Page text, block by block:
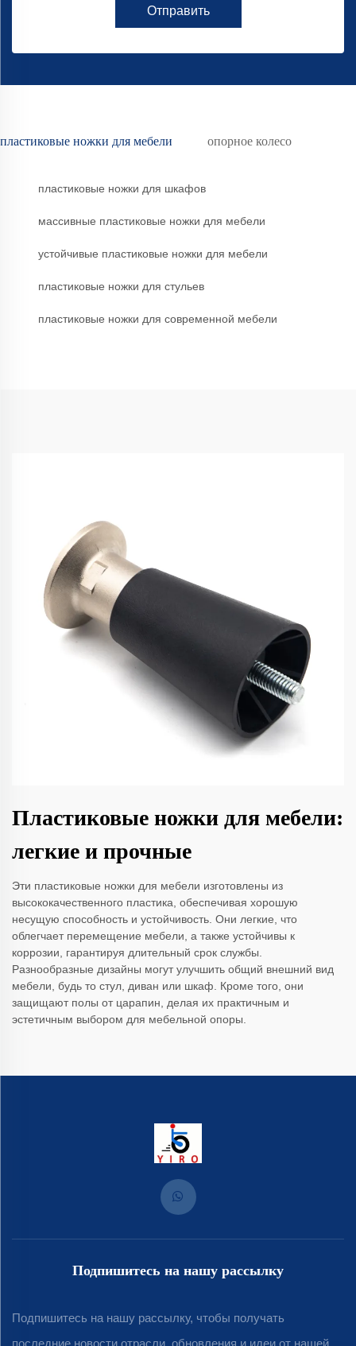
Отправить
пластиковые ножки для мебели опорное колесо
пластиковые ножки для шкафов
массивные пластиковые ножки для мебели
устойчивые пластиковые ножки для мебели
пластиковые ножки для стульев
пластиковые ножки для современной мебели
Пластиковые ножки для мебели:
легкие и прочные
Эти пластиковые ножки для мебели изготовлены из
высококачественного пластика, обеспечивая хорошую
несущую способность и устойчивость. Они легкие, что
облегчает перемещение мебели, а также устойчивы к
коррозии, гарантируя длительный срок службы.
Разнообразные дизайны могут улучшить общий внешний вид
мебели, будь то стул, диван или шкаф. Кроме того, они
защищают полы от царапин, делая их практичным и
эстетичным выбором для мебельной опоры.
Подпишитесь на нашу рассылку
Подпишитесь на нашу рассылку, чтобы получать
последние новости отрасли, обновления и идеи от нашей